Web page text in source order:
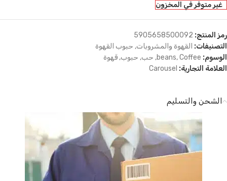
غير متوفر في المخزون
رمز المنتج: 5905658500092
التصنيفات: القهوة والمشروبات, حبوب القهوة
الوسوم:
beans,Coffee
, حب, حبوب, قهوة
العلامة التجارية: Carousel
الشحن والتسليم